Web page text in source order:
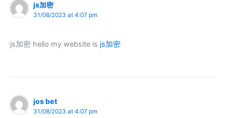
js加密
31/08/2023 at 4:07 pm
js加密 hello my website is js加密
jos bet
31/08/2023 at 4:07 pm